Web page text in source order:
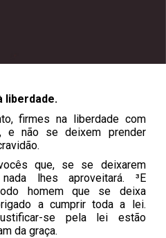
liberdade.
firmes na liberdade com
e não se deixem prender
que, se se deixarem
lhes aproveitará. ³E
homem que se deixa
a cumprir toda a lei.
se pela lei estão
da graça.